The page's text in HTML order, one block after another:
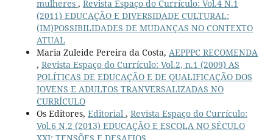
mulheres , Revista Espaço do Currículo: Vol.4 N.1
(2011) EDUCAÇÃO E DIVERSIDADE CULTURAL:
(IM)POSSIBILIDADES DE MUDANÇAS NO CONTEXTO
ATUAL
Maria Zuleide Pereira da Costa, AEPPPC RECOMENDA
, Revista Espaço do Currículo: Vol.2, n.1 (2009) AS
POLÍTICAS DE EDUCAÇÃO E DE QUALIFICAÇÃO DOS
JOVENS E ADULTOS TRANVERSALIZADAS NO
CURRÍCULO
Os Editores, Editorial , Revista Espaço do Currículo:
Vol.6 N.2 (2013) EDUCAÇÃO E ESCOLA NO SÉCULO
XXI: TENSÕES E DESAFIOS